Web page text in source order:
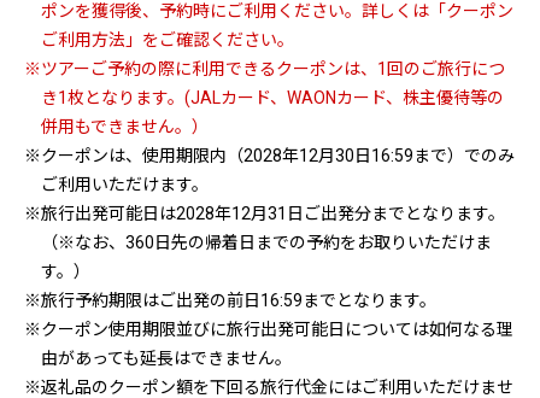
ポンを獲得後、予約時にご利用ください。詳しくは「クーポン
ご利用方法」をご確認ください。
※ツアーご予約の際に利用できるクーポンは、1回のご旅行につ
き1枚となります。(JALカード、WAONカード、株主優待等の
併用もできません。）
※クーポンは、使用期限内（2028年12月30日16:59まで）でのみ
ご利用いただけます。
※旅行出発可能日は2028年12月31日ご出発分までとなります。
（※なお、360日先の帰着日までの予約をお取りいただけま
す。）
※旅行予約期限はご出発の前日16:59までとなります。
※クーポン使用期限並びに旅行出発可能日については如何なる理
由があっても延長はできません。
※返礼品のクーポン額を下回る旅行代金にはご利用いただけませ